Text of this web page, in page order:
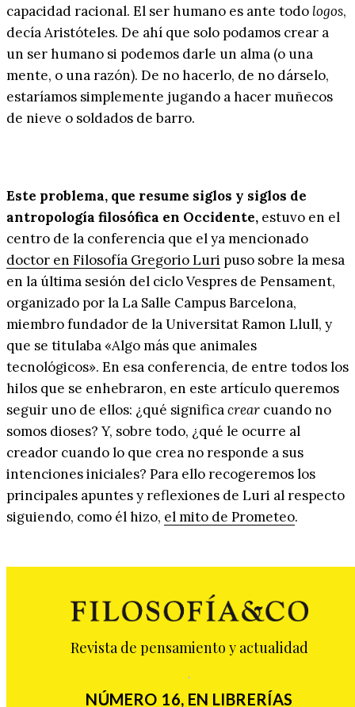
capacidad racional. El ser humano es ante todo logos,
decía Aristóteles. De ahí que solo podamos crear a
un ser humano si podemos darle un alma (o una
mente, o una razón). De no hacerlo, de no dárselo,
estaríamos simplemente jugando a hacer muñecos
de nieve o soldados de barro.
Este problema, que resume siglos y siglos de
antropología filosófica en Occidente, estuvo en el
centro de la conferencia que el ya mencionado
doctor en Filosofía Gregorio Luri puso sobre la mesa
en la última sesión del ciclo Vespres de Pensament,
organizado por la La Salle Campus Barcelona,
miembro fundador de la Universitat Ramon Llull, y
que se titulaba «Algo más que animales
tecnológicos». En esa conferencia, de entre todos los
hilos que se enhebraron, en este artículo queremos
seguir uno de ellos: ¿qué significacrear cuando no
somos dioses? Y, sobre todo, ¿qué le ocurre al
creador cuando lo que crea no responde a sus
intenciones iniciales? Para ello recogeremos los
principales apuntes y reflexiones de Luri al respecto
siguiendo, como él hizo, el mito de Prometeo.
Revista de pensamiento y actualidad
NÚMERO 16, EN LIBRERÍAS